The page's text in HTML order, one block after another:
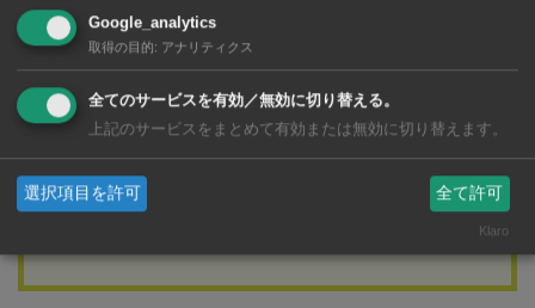
Google_analytics
取得の目的: アナリティクス
全てのサービスを有効／無効に切り替える。
上記のサービスをまとめて有効または無効に切り替えます。
選択項目を許可 全て許可
Klaro